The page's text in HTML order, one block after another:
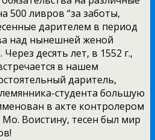
500 ливров “за заботы,
дарителем в период
над нынешней женой
десять лет, в 1552 г.,
в нашем
даритель,
студента большую
в акте контролером
Мо. Воистину, тесен был мир